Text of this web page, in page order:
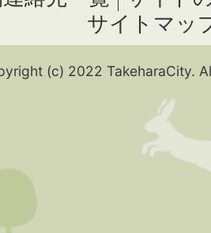
サイトマッ
(c) 2022 TakeharaCity.